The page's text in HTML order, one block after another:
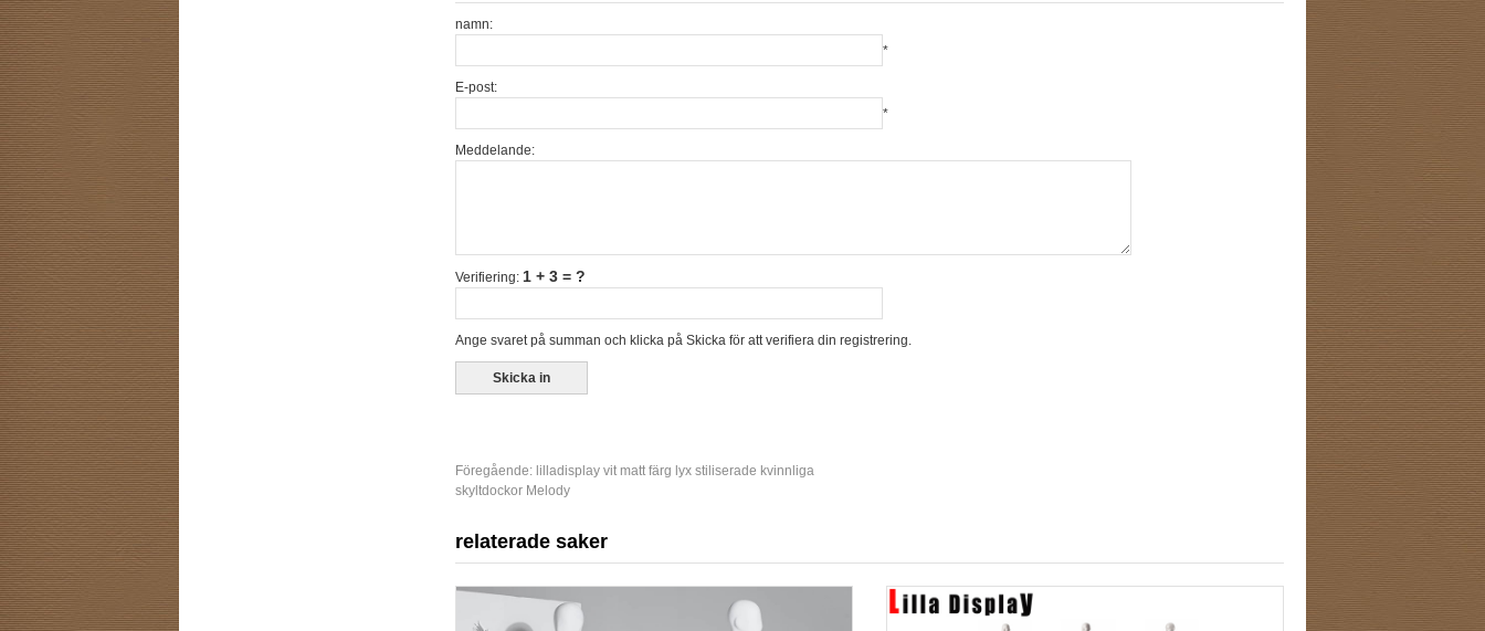
namn:
*
E-post:
*
Meddelande:
Verifiering: 1 + 3 = ?
Ange svaret på summan och klicka på Skicka för att verifiera din registrering.
Föregående: lilladisplay vit matt färg lyx stiliserade kvinnliga
skyltdockor Melody
relaterade saker